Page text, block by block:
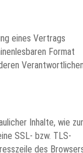
eines Vertrags
Format
Inhalte, wie
SSL- bzw. TLS-
des